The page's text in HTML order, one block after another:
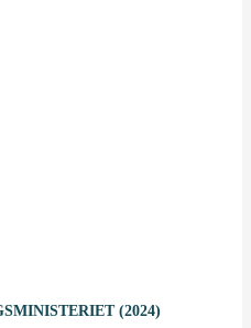
(2024)